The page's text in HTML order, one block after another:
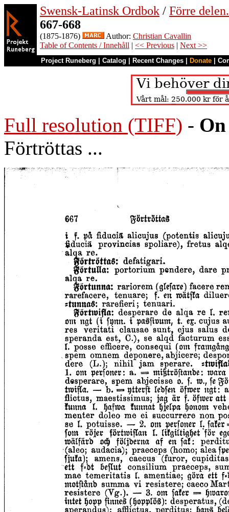
Swensk-Latinsk Ordbok / Förre
667-668
(1875-1876) Author: Christian Cavallin
Table of Contents / Innehåll | << Previous | Next >>
Project Runeberg Catalog Recent Changes Donate
Full resolution (TIFF) -
Förtröttas ...